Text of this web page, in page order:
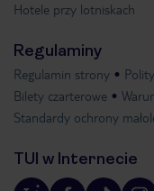
Hotele przy lotniskach
Regulaminy
Regulamin strony
Bilety czarterowe
Standardy ochrony
TUI w Internecie